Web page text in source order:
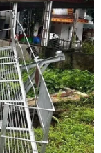
vũ trang